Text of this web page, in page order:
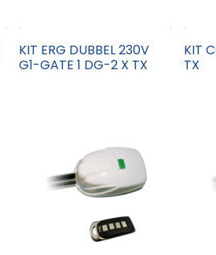
KIT ERG DUBBEL 230V
G1-GATE 1 DG-2 X TX
KIT
TX